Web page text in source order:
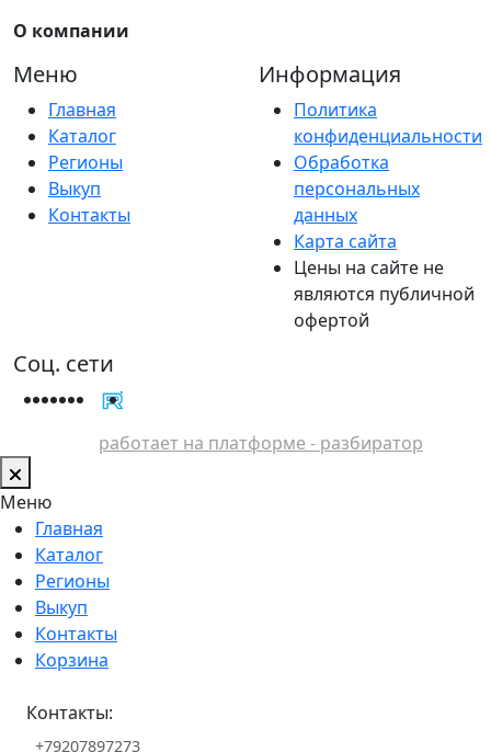
О компании
Меню
Главная
Каталог
Регионы
Выкуп
Контакты
Информация
Политика
конфиденциальности
Обработка
персональных
данных
Карта сайта
Цены на сайте не
являются публичной
офертой
Соц. сети
работает на платформе - разбиратор
Меню
Главная
Каталог
Регионы
Выкуп
Контакты
Корзина
Контакты:
+79207897273